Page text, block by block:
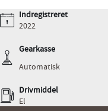
Indregistreret
2022
Gearkasse
Automatisk
Drivmiddel
El